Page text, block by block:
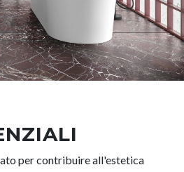
per contribuire all'estetica